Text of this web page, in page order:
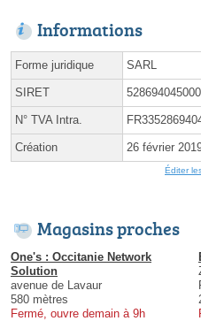
Informations
Forme juridique SARL
SIRET
N° TVA Intra.
Création 26 février
Éditer
Magasins proches
One's : Occitanie Network
Solution
avenue de Lavaur
580 mètres
Fermé, ouvre demain à 9h